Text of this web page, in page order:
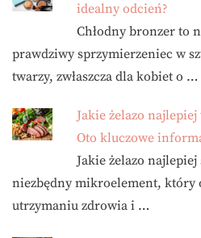
idealny odcień?
Chłodny bronzer to
prawdziwy sprzymierzeniec w
twarzy, zwłaszcza dla kobiet o …
Jakie żelazo
Oto kluczowe
Jakie żelazo najlepiej
niezbędny mikroelement, który
utrzymaniu zdrowia i …